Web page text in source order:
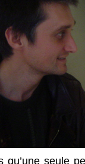
qu’une seule